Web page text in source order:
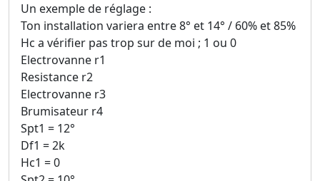
Un exemple de réglage :
Ton installation variera entre 8° et 14° / 60% et 85%
Hc a vérifier pas trop sur de moi ; 1 ou 0
Electrovanne r1
Resistance r2
Electrovanne r3
Brumisateur r4
Spt1 = 12°
Df1 = 2k
Hc1 = 0